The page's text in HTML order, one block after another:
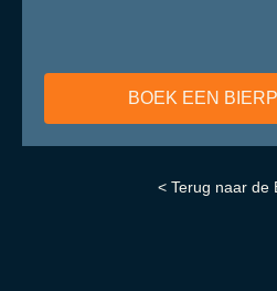
BOEK EEN
< Terug naar de